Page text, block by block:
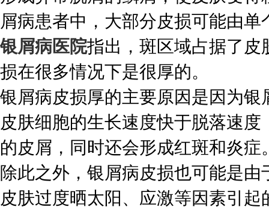
屑病患者中，大部分皮损可能由
银屑病医院指出，斑区域占据了皮
损在很多情况下是很厚的。
银屑病皮损厚的主要原因是因为
皮肤细胞的生长速度快于脱落速
的皮屑，同时还会形成红斑和炎症
除此之外，银屑病皮损也可能是
皮肤过度晒太阳、应激等因素引